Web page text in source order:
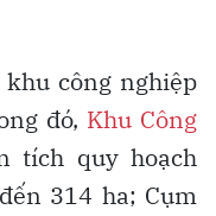
công nghiệp
đó, Khu Công
tích quy hoạch
314 ha; Cụm